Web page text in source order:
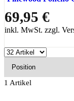
69,95 €
inkl. MwSt. zzgl.
1 Artikel